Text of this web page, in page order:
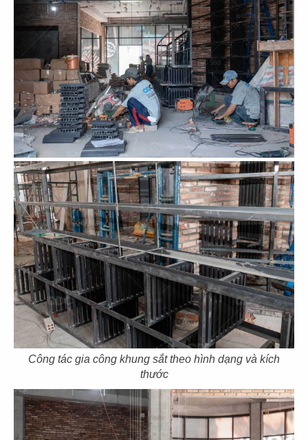
Công tác gia công khung sắt theo hình dạng và kích
thước
CN Sương Nguyệt Ánh CN Phan Đăng Lưu
65
THE STREET
CN Mạc Đĩnh Chi - Quận 1
66
THE STREET
CN Cách mạng tháng 8 - Q.3
67
THE STREET
CN Lê Văn Sỹ - Quận 3
68
THE STREET
CN Nguyễn Thái Bình - Q.1
THE STREET
Pasteur Q.3
70
THE STREET
CN Nguyễn Thị Minh Khai -Q.3